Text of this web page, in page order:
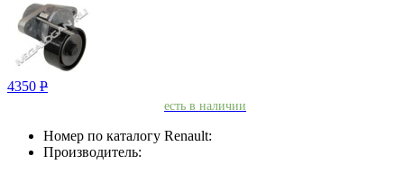
4350 Р
есть в наличии
Номер по каталогу Renault:
Производитель: